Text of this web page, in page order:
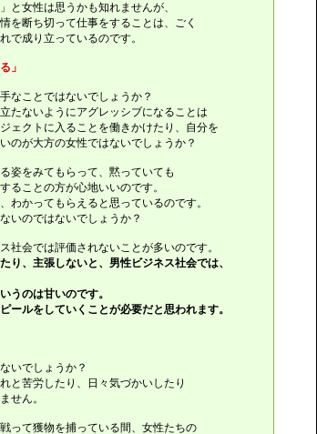
女性は思うかも知れませんが、
を断ち切って仕事をすることは、ごく
で成り立っているのです。
」
なことではないでしょうか？
たないようにアグレッシブになることは
ェクトに入ることを働きかけたり、自分を
のが大方の女性ではないでしょうか？
姿をみてもらって、黙っていても
ことの方が心地いいのです。
かってもらえると思っているのです。
いのではないでしょうか？
会では評価されないことが多いのです。
、主張しないと、男性ビジネス社会では、
のは甘いのです。
ルをしていくことが必要だと思われます。
いでしょうか？
と苦労したり、日々気づかいしたり
せん。
って獲物を捕っている間、女性たちの